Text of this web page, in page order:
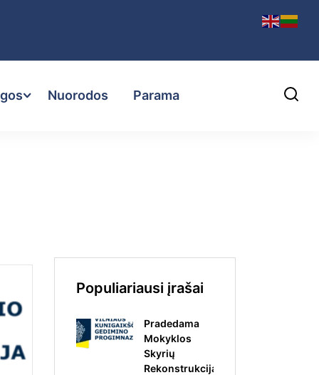
Nuorodos Parama
Populiariausi įrašai
Pradedama
Mokyklos
Skyrių
Rekonstrukcija,